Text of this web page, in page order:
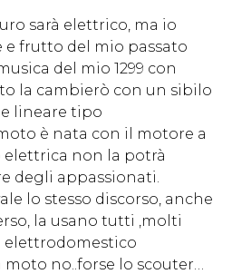
sarà elettrico, ma io
e frutto del mio passato
del mio 1299 con
la cambierò con un sibilo
lineare tipo
è nata con il motore a
elettrica non la potrà
degli appassionati.
lo stesso discorso, anche
la usano tutti ,molti
elettrodomestico
moto no..forse lo scouter…